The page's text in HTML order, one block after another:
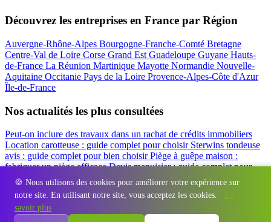
🍪 Nous utilisons des cookies pour améliorer votre expérience sur
notre site. En utilisant notre site, vous acceptez les cookies.
En
savoir plus
Découvrez les entreprises en France par Région
Auvergne-Rhône-Alpes Bourgogne-Franche-Comté Bretagne
Centre-Val de Loire Corse Grand Est Guadeloupe Guyane Hauts-
de-France La Réunion Martinique Mayotte Normandie Nouvelle-
Aquitaine Occitanie Pays de la Loire Provence-Alpes-Côte d'Azur
Île-de-France
Nos actualités les plus consultées
Peut-on inclure des travaux dans un rachat de crédits immobiliers
Location carotteuse : guide complet pour choisir Sterwins tondeuse
avis : guide complet pour bien choisirPiège à guêpe maison :
fabriquer un piège efficaceDevis menuisier : guide complet pour
obtenir le meilleur prix
Simulation rachat de crédit : regrouper prêt
travaux et crédits
Régions - Départements - Villes - Entreprises - Marques Contact
Espace presse